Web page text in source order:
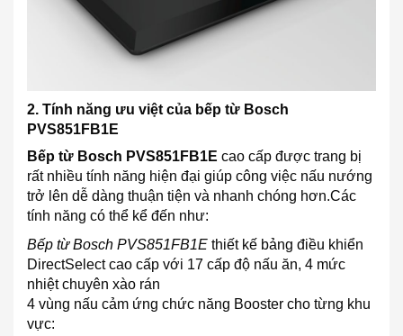
2. Tính năng ưu việt của bếp từ Bosch
PVS851FB1E
Bếp từ Bosch PVS851FB1E cao cấp được trang bị
rất nhiều tính năng hiện đại giúp công việc nấu nướng
trở lên dễ dàng thuận tiện và nhanh chóng hơn.Các
tính năng có thể kể đến như:
Bếp từ Bosch PVS851FB1E thiết kế bảng điều khiển
DirectSelect cao cấp với 17 cấp độ nấu ăn, 4 mức
nhiệt chuyên xào rán
4 vùng nấu cảm ứng chức năng Booster cho từng khu
vực: